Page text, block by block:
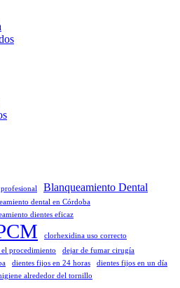
Blanqueamiento Dental
dental en Córdoba
dientes eficaz
clorhexidina uso correcto
el procedimiento
dejar de fumar cirugía
dientes fijos en 24 horas dientes fijos en un día
alrededor del tornillo